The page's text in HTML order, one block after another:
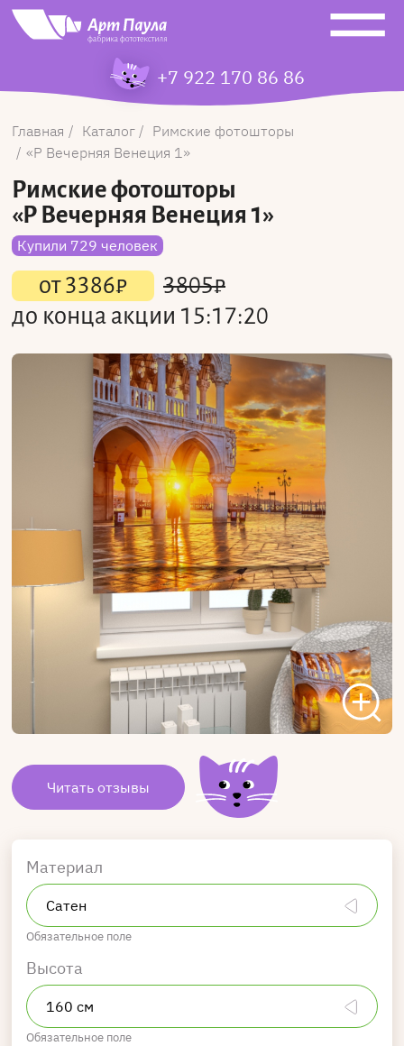
+7 922 170 86 86
Главная Каталог
Римские фотошторы
Р Вечерняя Венеция 1
Римские фотошторы
«Р Вечерняя Венеция 1»
Купили 729 человек
от3386₽ 3805₽
до конца акции 15:17:20
Читать отзывы
Материал
Обязательное поле
Высота
Обязательное поле